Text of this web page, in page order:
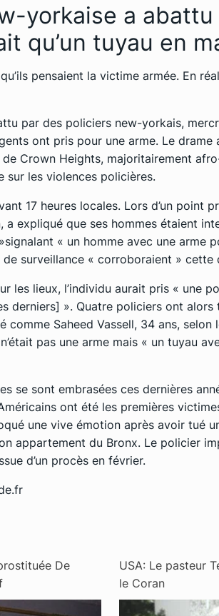
yorkaise a abattu
qu’un tuyau en
pensaient la victime armée. En
par des policiers new-yorkais,
ont pris pour une arme. Le drame
Crown Heights, majoritairement
les violences policières.
17 heures locales. Lors d’un point
a expliqué que ses hommes étaient
signalant « un homme avec une arme
surveillance « corroboraient » cette
les lieux, l’individu aurait pris « une
derniers] ». Quatre policiers ont
comme Saheed Vassell, 34 ans, selon
pas une arme mais « un tuyau
se sont embrasées ces dernières
ont été les premières
une vive émotion après avoir tué
appartement du Bronx. Le policier
d’un procès en février.
De
USA: Le pasteur
le Coran